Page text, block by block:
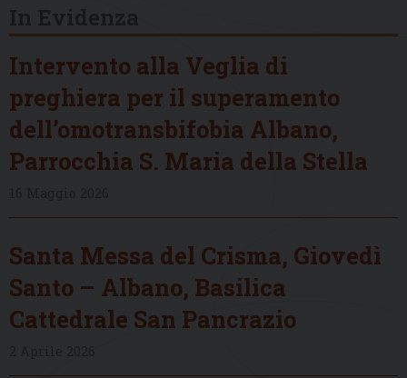
Intervento alla Veglia di
preghiera per il superamento
dell’omotransbifobia Albano,
Parrocchia S. Maria della Stella
Santa Messa del Crisma, Giovedì
Santo – Albano, Basilica
Cattedrale San Pancrazio